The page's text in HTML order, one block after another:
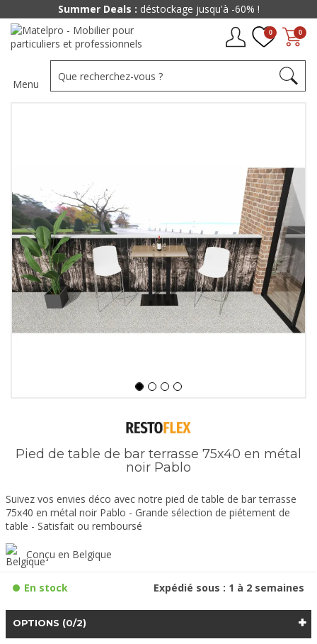
0
0
Menu
Pied de table de bar terrasse 75x40 en métal
noir Pablo
Suivez vos envies déco avec notre pied de table de bar terrasse
75x40 en métal noir Pablo - Grande sélection de piétement de
table - Satisfait ou remboursé
Conçu en Belgique
En stock Expédié sous : 1 à 2 semaines
OPTIONS (0/2)
Paiement jusqu'à48x